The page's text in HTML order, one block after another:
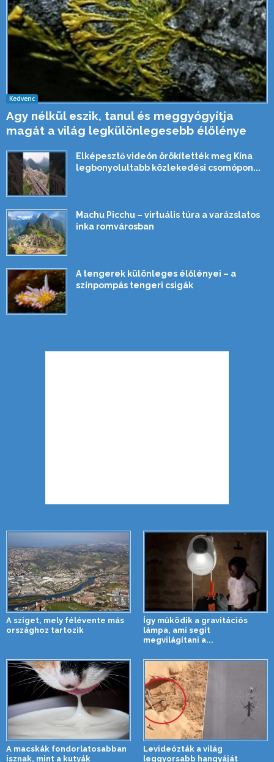
Kedvenc
Agy nélkül eszik, tanul és meggyógyítja
magát a világ legkülönlegesebb élőlénye
Elképesztő videón örökítették meg Kína
legbonyolultabb közlekedési csomópon...
Machu Picchu – virtuális túra a varázslatos
inka romvárosban
A tengerek különleges élőlényei – a
színpompás tengeri csigák
A sziget, mely félévente más
országhoz tartozik
Így működik a gravitációs
lámpa, ami segít
megvilágítani a...
A macskák fondorlatosabban
isznak, mint a kutyák
Levideózták a világ
leggyorsabb hangyáját